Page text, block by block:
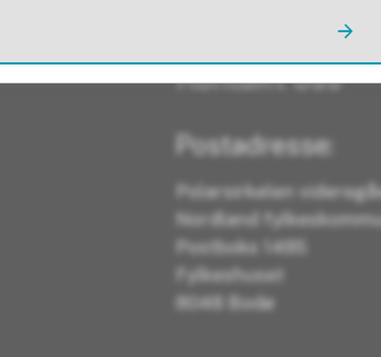
Kontakt oss
Postadresse:
Polarsirkelen
Nordland
Postboks 1485
Fylkeshuset
8048 Bodø